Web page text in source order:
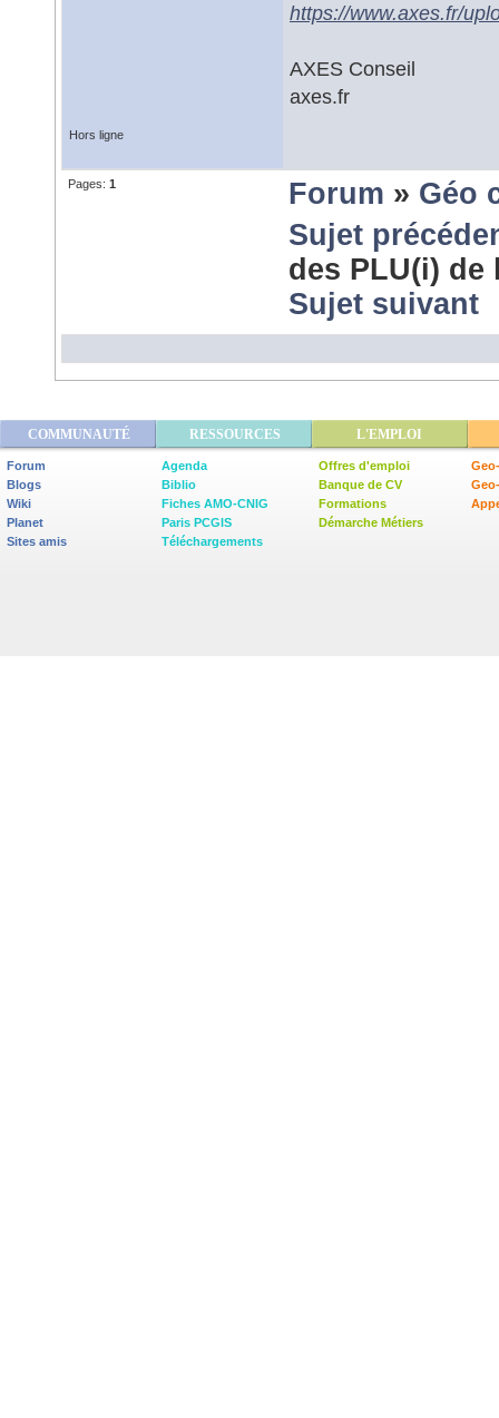
https://www.axes.fr/
AXES Conseil
axes.fr
Hors ligne
Pages: 1 Forum » Géo
Sujet
des PLU(i)
Sujet suivant
COMMUNAUTÉ RESSOURCES L'EMPLOI
Forum
Blogs
Wiki
Planet
Sites amis
Agenda
Biblio
Fiches AMO-CNIG
Paris PCGIS
Téléchargements
Offres d'emploi
Banque de CV
Formations
Démarche Métiers